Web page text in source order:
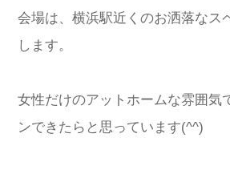
会場は、横浜駅近くのお洒落なス
します。
女性だけのアットホームな雰囲気
ンできたらと思っています(^^)